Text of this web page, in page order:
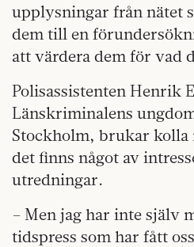
upplysningar från nätet
dem till en
att värdera dem för vad
Polisassistenten Henrik
Länskriminalens
Stockholm, brukar kolla
det finns något av
utredningar.
– Men jag har inte själv
tidspress som har fått